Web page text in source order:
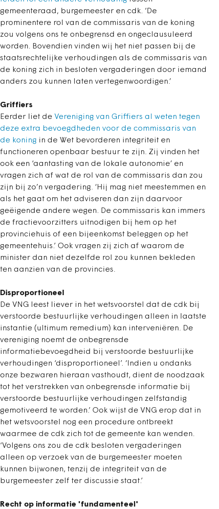
gemeenteraad, burgemeester en cdk. ‘De
prominentere rol van de commissaris van de koning
zou volgens ons te onbegrensd en ongeclausuleerd
worden. Bovendien vinden wij het niet passen bij de
staatsrechtelijke verhoudingen als de commissaris van
de koning zich in besloten vergaderingen door iemand
anders zou kunnen laten vertegenwoordigen.’
Griffiers
Eerder liet de Vereniging van Griffiers al weten tegen
deze extra bevoegdheden voor de commissaris van
de koning in de Wet bevorderen integriteit en
functioneren openbaar bestuur te zijn. Zij vinden het
ook een ‘aantasting van de lokale autonomie’ en
vragen zich af wat de rol van de commissaris dan zou
zijn bij zo’n vergadering. ‘Hij mag niet meestemmen en
als het gaat om het adviseren dan zijn daarvoor
geëigende andere wegen. De commissaris kan immers
de fractievoorzitters uitnodigen bij hem op het
provinciehuis of een bijeenkomst beleggen op het
gemeentehuis.’ Ook vragen zij zich af waarom de
minister dan niet dezelfde rol zou kunnen bekleden
ten aanzien van de provincies.
Disproportioneel
De VNG leest liever in het wetsvoorstel dat de cdk bij
verstoorde bestuurlijke verhoudingen alleen in laatste
instantie (ultimum remedium) kan interveniëren. De
vereniging noemt de onbegrensde
informatiebevoegdheid bij verstoorde bestuurlijke
verhoudingen ‘disproportioneel’. ‘Indien u ondanks
onze bezwaren hieraan vasthoudt, dient de noodzaak
tot het verstrekken van onbegrensde informatie bij
verstoorde bestuurlijke verhoudingen zelfstandig
gemotiveerd te worden.’ Ook wijst de VNG erop dat in
het wetsvoorstel nog een procedure ontbreekt
waarmee de cdk zich tot de gemeente kan wenden.
‘Volgens ons zou de cdk besloten vergaderingen
alleen op verzoek van de burgemeester moeten
kunnen bijwonen, tenzij de integriteit van de
burgemeester zelf ter discussie staat.’
Recht op informatie 'fundamenteel'